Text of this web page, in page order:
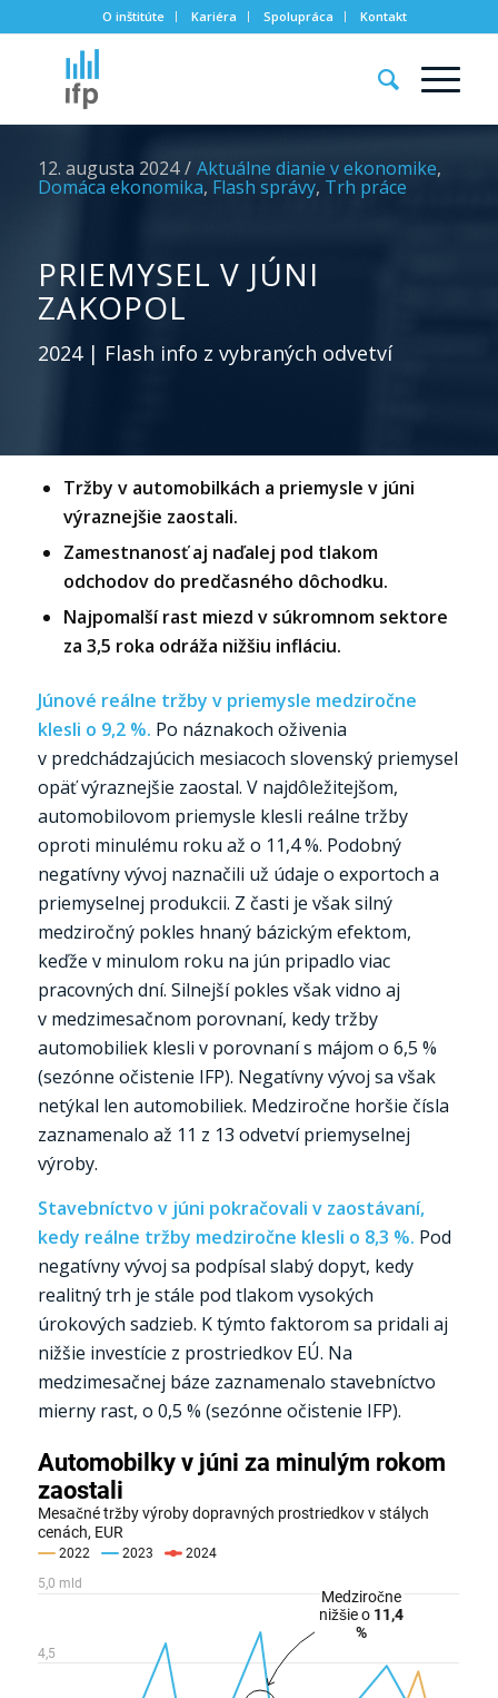
O inštitúte Kariéra Spolupráca Kontakt
12. augusta 2024 / Aktuálne dianie v ekonomike,
Domáca ekonomika, Flash správy, Trh práce
PRIEMYSEL V JÚNI
ZAKOPOL
2024 | Flash info z vybraných odvetví
Tržby v automobilkách a priemysle v júni
výraznejšie zaostali.
Zamestnanosť aj naďalej pod tlakom
odchodov do predčasného dôchodku.
Najpomalší rast miezd v súkromnom sektore
za 3,5 roka odráža nižšiu infláciu.
Júnové reálne tržby v priemysle medziročne
klesli o 9,2 %. Po náznakoch oživenia
v predchádzajúcich mesiacoch slovenský priemysel
opäť výraznejšie zaostal. V najdôležitejšom,
automobilovom priemysle klesli reálne tržby
oproti minulému roku až o 11,4 %. Podobný
negatívny vývoj naznačili už údaje o exportoch a
priemyselnej produkcii. Z časti je však silný
medziročný pokles hnaný bázickým efektom,
keďže v minulom roku na jún pripadlo viac
pracovných dní. Silnejší pokles však vidno aj
v medzimesačnom porovnaní, kedy tržby
automobiliek klesli v porovnaní s májom o 6,5 %
(sezónne očistenie IFP). Negatívny vývoj sa však
netýkal len automobiliek. Medziročne horšie čísla
zaznamenalo až 11 z 13 odvetví priemyselnej
výroby.
Stavebníctvo v júni pokračovali v zaostávaní,
kedy reálne tržby medziročne klesli o 8,3 %. Pod
negatívny vývoj sa podpísal slabý dopyt, kedy
realitný trh je stále pod tlakom vysokých
úrokových sadzieb. K týmto faktorom sa pridali aj
nižšie investície z prostriedkov EÚ. Na
medzimesačnej báze zaznamenalo stavebníctvo
mierny rast, o 0,5 % (sezónne očistenie IFP).